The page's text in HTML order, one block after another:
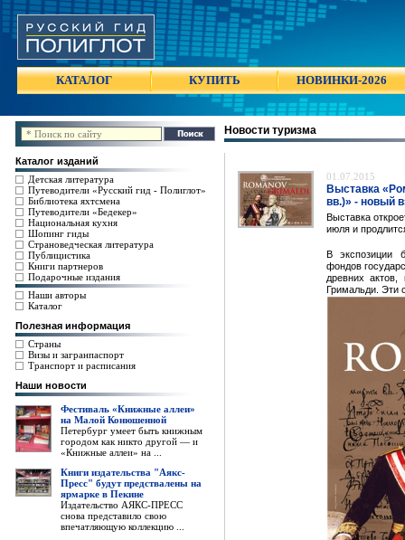
КАТАЛОГ КУПИТЬ НОВИНКИ-2026
Каталог изданий
Детская литература
Путеводители «Русский гид - Полиглот»
Библиотека яхтсмена
Путеводители «Бедекер»
Национальная кухня
Шопинг гиды
Страноведческая литература
Публицистика
Книги партнеров
Подарочные издания
Наши авторы
Каталог
Полезная информация
Страны
Визы и загранпаспорт
Транспорт и расписания
Наши новости
Фестиваль «Книжные аллеи»
на Малой Конюшенной
Петербург умеет быть книжным
городом как никто другой — и
«Книжные аллеи» на ...
Книги издательства "Аякс-
Пресс" будут предствалены на
ярмарке в Пекине
Издательство АЯКС-ПРЕСС
снова представило свою
впечатляющую коллекцию ...
Новости туризма
01.07.2015
Выставка
вв.)» - новый
Выставка
июля и
В экспозиции
фондов
древних
Гримальди. Эти